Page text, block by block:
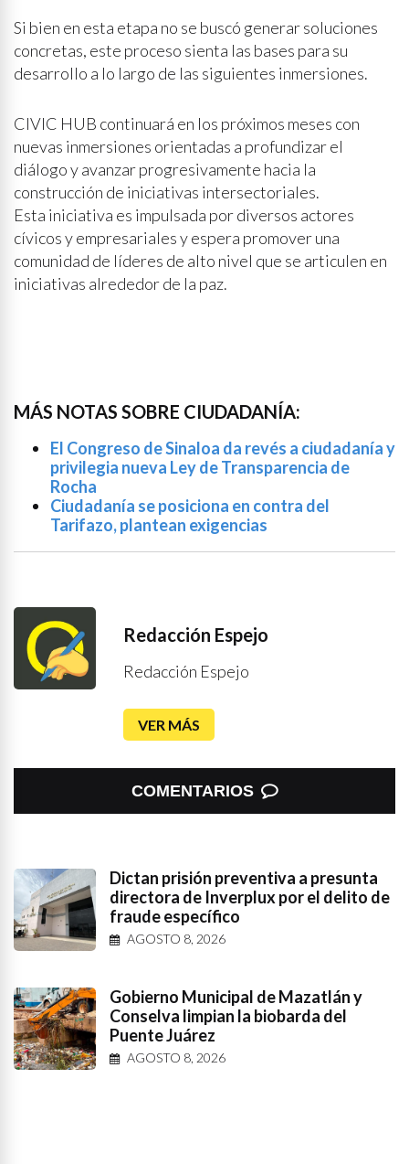
Si bien en esta etapa no se buscó generar soluciones
concretas, este proceso sienta las bases para su
desarrollo a lo largo de las siguientes inmersiones.
CIVIC HUB continuará en los próximos meses con
nuevas inmersiones orientadas a profundizar el
diálogo y avanzar progresivamente hacia la
construcción de iniciativas intersectoriales.
Esta iniciativa es impulsada por diversos actores
cívicos y empresariales y espera promover una
comunidad de líderes de alto nivel que se articulen en
iniciativas alrededor de la paz.
MÁS NOTAS SOBRE CIUDADANÍA:
El Congreso de Sinaloa da revés a ciudadanía y
privilegia nueva Ley de Transparencia de
Rocha
Ciudadanía se posiciona en contra del
Tarifazo, plantean exigencias
Redacción Espejo
Redacción Espejo
VER MÁS
COMENTARIOS
Dictan prisión preventiva a presunta
directora de Inverplux por el delito de
fraude específico
AGOSTO 8, 2026
Gobierno Municipal de Mazatlán y
Conselva limpian la biobarda del
Puente Juárez
AGOSTO 8, 2026